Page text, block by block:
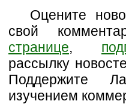
Оцените
свой
странице,
рассылку
Поддержите
изучением